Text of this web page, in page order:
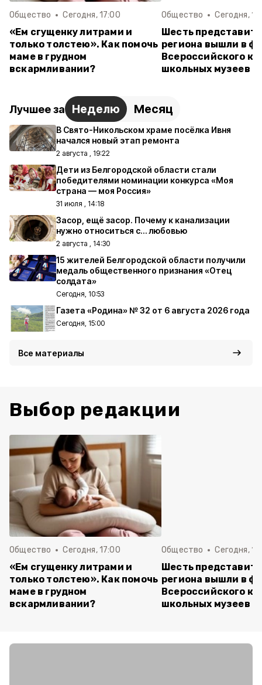
Общество Сегодня, 17:00
«Ем сгущенку литрами и
только толстею». Как помочь
маме в грудном
вскармливании?
Общество Сегодня,
Шесть
региона вышли в
Всероссийского
школьных музеев
Лучшее за Неделю Месяц
В Свято-Никольском храме посёлка Ивня
начался новый этап ремонта
2 августа , 19:22
Дети из Белгородской области стали
победителями номинации конкурса «Моя
страна — моя Россия»
31 июля , 14:18
Засор, ещё засор. Почему к канализации
нужно относиться с… любовью
2 августа , 14:30
15 жителей Белгородской области получили
медаль общественного признания «Отец
солдата»
Сегодня, 10:53
Газета «Родина» № 32 от 6 августа 2026 года
Сегодня, 15:00
Все материалы
Выбор редакции
Общество Сегодня, 17:00
«Ем сгущенку литрами и
только толстею». Как помочь
маме в грудном
вскармливании?
Общество Сегодня,
Шесть
региона вышли в
Всероссийского
школьных музеев